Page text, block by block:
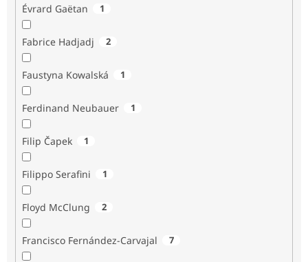
Évrard Gaëtan 1
Fabrice Hadjadj 2
Faustyna Kowalská 1
Ferdinand Neubauer 1
Filip Čapek 1
Filippo Serafini 1
Floyd McClung 2
Francisco Fernández-Carvajal 7